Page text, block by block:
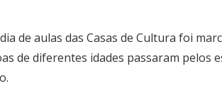
de aulas das Casas de Cultura foi
de diferentes idades passaram pelos